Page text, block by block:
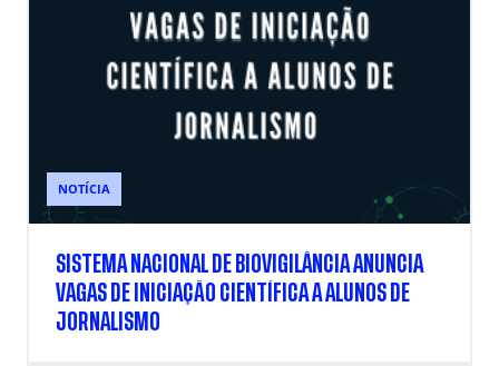
NOTÍCIA
SISTEMA NACIONAL DE BIOVIGILÂNCIA ANUNCIA
VAGAS DE INICIAÇÃO CIENTÍFICA A ALUNOS DE
JORNALISMO